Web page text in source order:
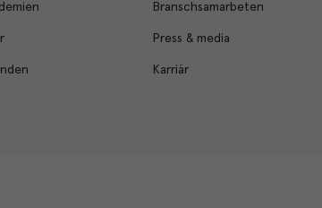
Branschsamarbeten
Press & media
Karriär